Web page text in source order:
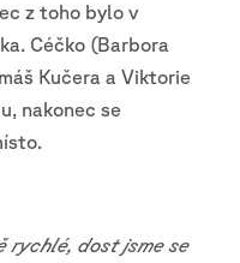
z toho bylo v
Céčko (Barbora
Kučera a Viktorie
nakonec se
rychlé, dost jsme se